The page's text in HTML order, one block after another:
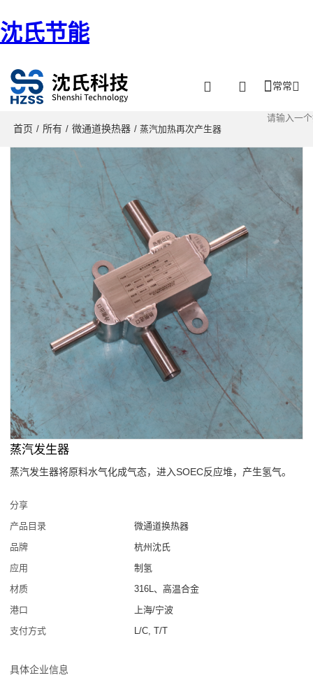
沈氏节能
常常
首页 / 所有 / 微通道换热器 / 蒸汽加热再次产生器
蒸汽发生器
蒸汽发生器将原料水气化成气态，进入SOEC反应堆，产生氢气。
分享
产品目录
微通道换热器
品牌
杭州沈氏
应用
制氢
材质
316L、高温合金
港口
上海/宁波
支付方式
L/C, T/T
具体企业信息